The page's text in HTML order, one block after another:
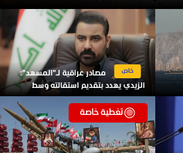
مصادر عراقية لـ"المشهد":
الزيدي يهدد بتقديم استقالته وسط
تصاعد الخلافات مع الحشد
تغطية خاصة